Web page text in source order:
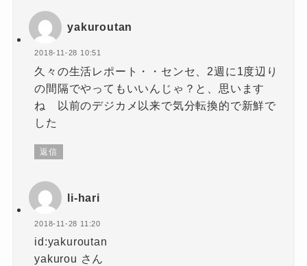
yakuroutan
2018-11-28 10:51
久々の生活レポート・・センセ、2週に1度辺り
の間隔でやってもいいんじゃ？と、思います
ね 以前のデジカメ以来で気分転換的で新鮮で
した
返信
li-hari
2018-11-28 11:20
id:yakuroutan
yakurou さん